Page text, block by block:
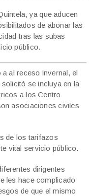
ya que aducen
de abonar las
tras las subas
público.
al receso invernal, el
se incluya en la
a los Centro
asociaciones civiles
de los tarifazos
vital servicio público.
dirigentes
les hace complicado
de que el mismo